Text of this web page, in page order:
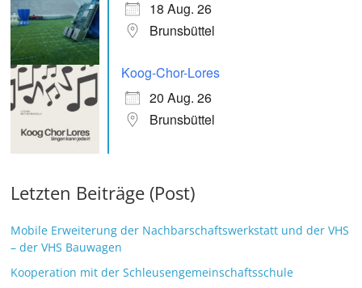
18 Aug. 26
Brunsbüttel
Koog-Chor-Lores
20 Aug. 26
Brunsbüttel
Letzten Beiträge (Post)
Mobile Erweiterung der Nachbarschaftswerkstatt und der VHS
– der VHS Bauwagen
Kooperation mit der Schleusengemeinschaftsschule